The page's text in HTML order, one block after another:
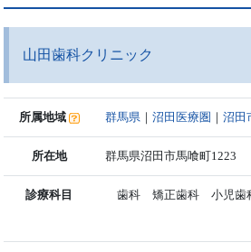
山田歯科クリニック
所属地域 群馬県 ｜沼田医療圏 ｜沼田
所在地 群馬県沼田市馬喰町1223
診療科目 歯科 矯正歯科 小児歯